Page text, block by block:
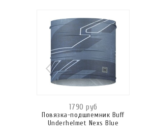
1790 руб
Повязка-подшлемник Buff
Underhelmet Nexs Blue